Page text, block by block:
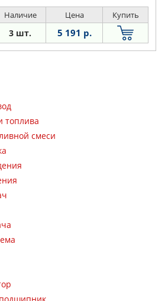
Наличие Цена Купить
3 шт. 5 191 р.
топлива
смеси